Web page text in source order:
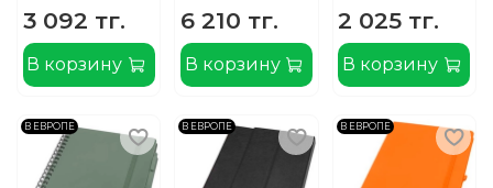
3 092 тг.
В корзину
6 210 тг.
В корзину
2 025 тг.
В корзину
В ЕВРОПЕ В ЕВРОПЕ В ЕВРОПЕ